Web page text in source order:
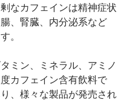
なカフェインは精神症状
、腎臓、内分泌系など
。
ミン、ミネラル、アミノ
カフェイン含有飲料で
、様々な製品が発売され